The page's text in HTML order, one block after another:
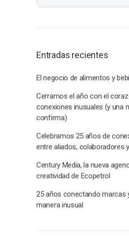
Entradas recientes
El negocio de alimentos y
Cerramos el año con el
conexiones inusuales (y una
confirma)
Celebramos 25 años de
entre aliados, colaboradores
Century Media, la nueva
creatividad de Ecopetrol
25 años conectando marcas
manera inusual